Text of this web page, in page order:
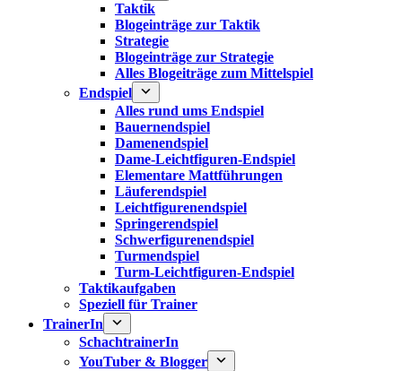
Taktik
Blogeinträge zur Taktik
Strategie
Blogeinträge zur Strategie
Alles Blogeiträge zum Mittelspiel
Endspiel
Alles rund ums Endspiel
Bauernendspiel
Damenendspiel
Dame-Leichtfiguren-Endspiel
Elementare Mattführungen
Läuferendspiel
Leichtfigurenendspiel
Springerendspiel
Schwerfigurenendspiel
Turmendspiel
Turm-Leichtfiguren-Endspiel
Taktikaufgaben
Speziell für Trainer
TrainerIn
SchachtrainerIn
YouTuber & Blogger